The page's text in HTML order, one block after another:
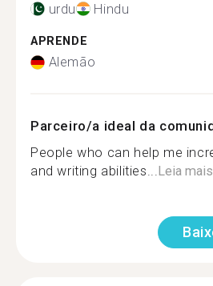
urdu Hindu
APRENDE
Alemão
Parceiro/a ideal da
People who can help me
and writing abilities...Leia mais